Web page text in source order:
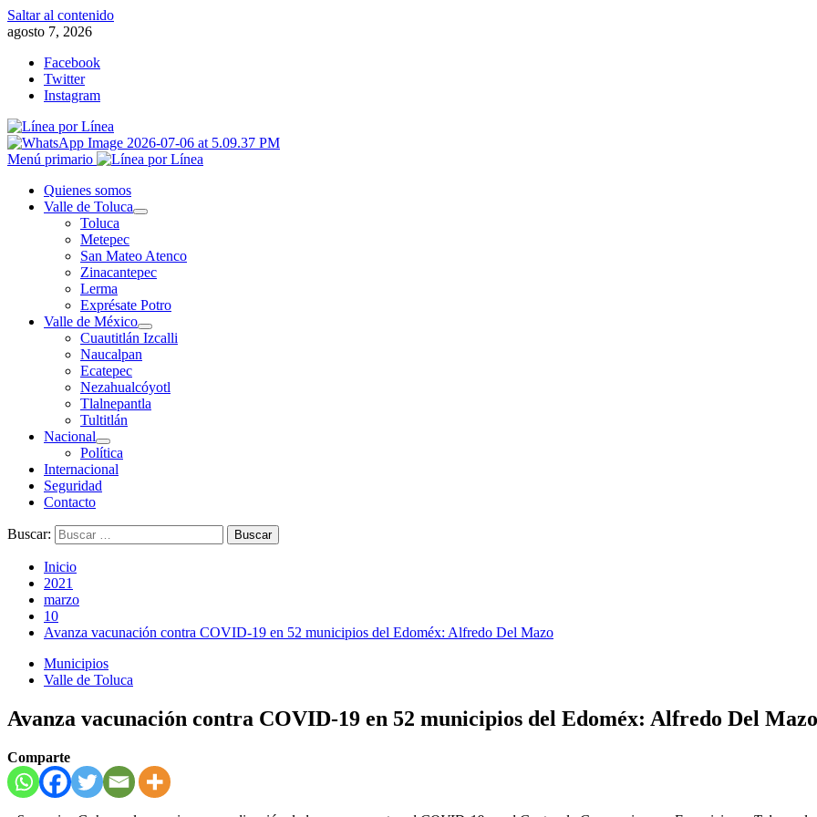
Saltar al contenido
agosto 7, 2026
Facebook
Twitter
Instagram
Menú primario
Quienes somos
Valle de Toluca
Toluca
Metepec
San Mateo Atenco
Zinacantepec
Lerma
Exprésate Potro
Valle de México
Cuautitlán Izcalli
Naucalpan
Ecatepec
Nezahualcóyotl
Tlalnepantla
Tultitlán
Nacional
Política
Internacional
Seguridad
Contacto
Buscar:
Inicio
2021
marzo
10
Avanza vacunación contra COVID-19 en 52 municipios del Edoméx: Alfredo Del Mazo
Municipios
Valle de Toluca
Avanza vacunación contra COVID-19 en 52 municipios del Edoméx: Alfredo Del Mazo
Comparte